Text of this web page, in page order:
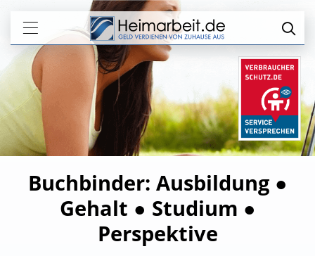
Buchbinder: Ausbildung ●
Gehalt ● Studium ●
Perspektive